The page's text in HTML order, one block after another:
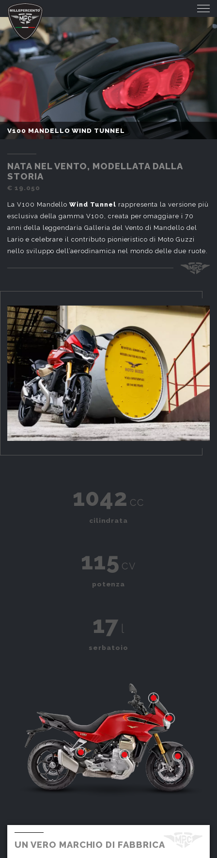
V100 MANDELLO WIND TUNNEL
V100 MANDELLO WIND TUNNEL
NATA NEL VENTO, MODELLATA DALLA
STORIA
€ 19.050
La V100 MandelloWind Tunnel rappresenta la versione più
esclusiva della gamma V100, creata per omaggiare i 70
anni della leggendaria Galleria del Vento di Mandello del
Lario e celebrare il contributo pionieristico di Moto Guzzi
nello sviluppo dell’aerodinamica nel mondo delle due ruote.
1042 cc
cilindrata
115 cv
potenza
17 l
serbatoio
UN VERO MARCHIO DI FABBRICA